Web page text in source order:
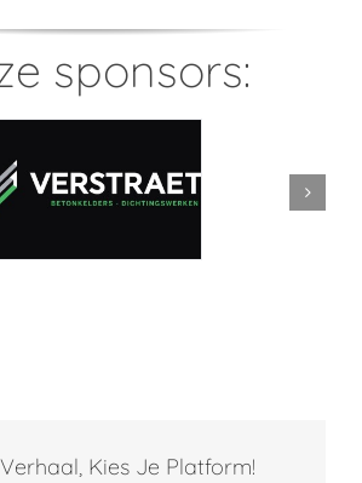
sponsors:
Kies Je Platform!